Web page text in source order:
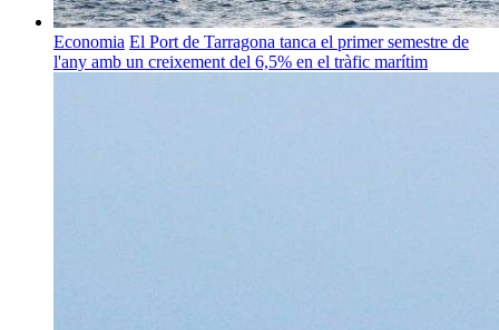
Economia El Port de Tarragona tanca el primer semestre de
l'any amb un creixement del 6,5% en el tràfic marítim